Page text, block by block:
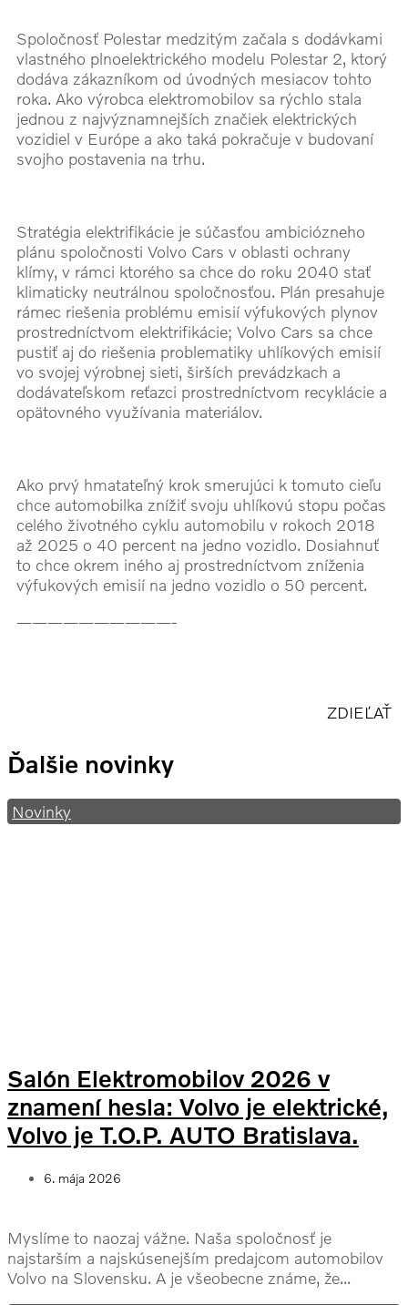
Spoločnosť Polestar medzitým začala s dodávkami
vlastného plnoelektrického modelu Polestar 2, ktorý
dodáva zákazníkom od úvodných mesiacov tohto
roka. Ako výrobca elektromobilov sa rýchlo stala
jednou z najvýznamnejších značiek elektrických
vozidiel v Európe a ako taká pokračuje v budovaní
svojho postavenia na trhu.
Stratégia elektrifikácie je súčasťou ambiciózneho
plánu spoločnosti Volvo Cars v oblasti ochrany
klímy, v rámci ktorého sa chce do roku 2040 stať
klimaticky neutrálnou spoločnosťou. Plán presahuje
rámec riešenia problému emisií výfukových plynov
prostredníctvom elektrifikácie; Volvo Cars sa chce
pustiť aj do riešenia problematiky uhlíkových emisií
vo svojej výrobnej sieti, širších prevádzkach a
dodávateľskom reťazci prostredníctvom recyklácie a
opätovného využívania materiálov.
Ako prvý hmatateľný krok smerujúci k tomuto cieľu
chce automobilka znížiť svoju uhlíkovú stopu počas
celého životného cyklu automobilu v rokoch 2018
až 2025 o 40 percent na jedno vozidlo. Dosiahnuť
to chce okrem iného aj prostredníctvom zníženia
výfukových emisií na jedno vozidlo o 50 percent.
——————————-
ZDIEĽAŤ
Ďalšie novinky
Novinky
Salón Elektromobilov 2026 v
znamení hesla: Volvo je elektrické,
Volvo je T.O.P. AUTO Bratislava.
6. mája 2026
Myslíme to naozaj vážne. Naša spoločnosť je
najstarším a najskúsenejším predajcom automobilov
Volvo na Slovensku. A je všeobecne známe, že...